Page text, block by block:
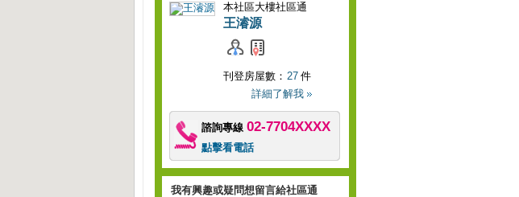
本社區大樓社區通
王濬源
刊登房屋數： 27 件
詳細了解我
諮詢專線 02-7704XXXX
點擊看電話
我有興趣或疑問想留言給社區通